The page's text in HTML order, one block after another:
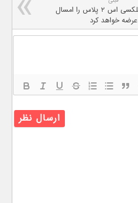
سامسونگ گلکسی اس ۲ پلاس را امسال
عرضه خواهد کرد